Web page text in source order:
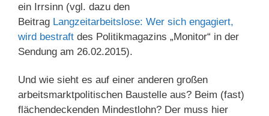
ein Irrsinn (vgl. dazu den
Beitrag Langzeitarbeitslose: Wer sich engagiert,
wird bestraft des Politikmagazins „Monitor“ in der
Sendung am 26.02.2015).
Und wie sieht es auf einer anderen großen
arbeitsmarktpolitischen Baustelle aus? Beim (fast)
flächendeckenden Mindestlohn? Der muss hier